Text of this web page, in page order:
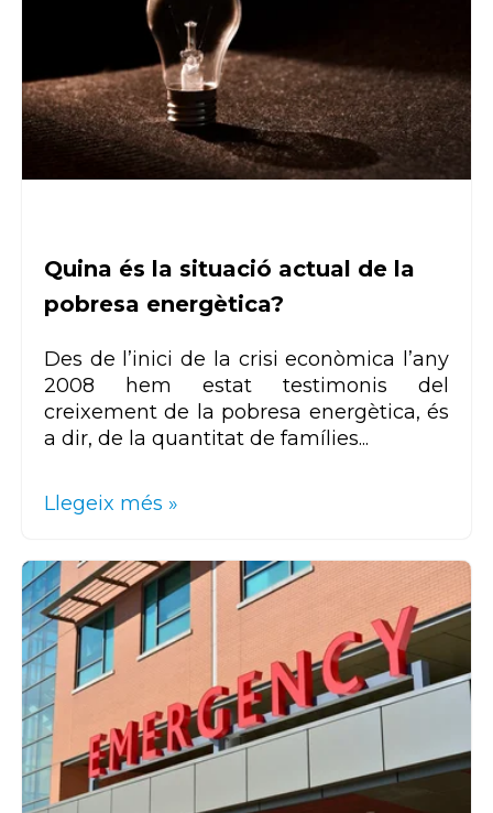
Quina és la situació actual de la
pobresa energètica?
Des de l’inici de la crisi econòmica l’any
2008 hem estat testimonis del
creixement de la pobresa energètica, és
a dir, de la quantitat de famílies...
Llegeix més »